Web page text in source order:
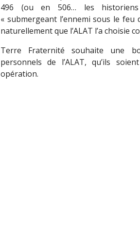
496 (ou en 506… les
« submergeant l’ennemi sous le feu
naturellement que l’ALAT l’a choisie
Terre Fraternité souhaite une
personnels de l’ALAT, qu’ils
opération.